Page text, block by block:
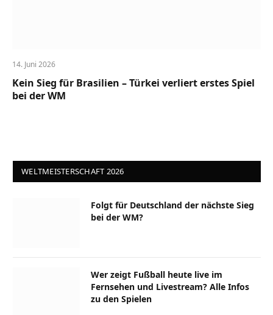
14. Juni 2026
Kein Sieg für Brasilien – Türkei verliert erstes Spiel
bei der WM
WELTMEISTERSCHAFT 2026
Folgt für Deutschland der nächste Sieg
bei der WM?
Wer zeigt Fußball heute live im
Fernsehen und Livestream? Alle Infos
zu den Spielen